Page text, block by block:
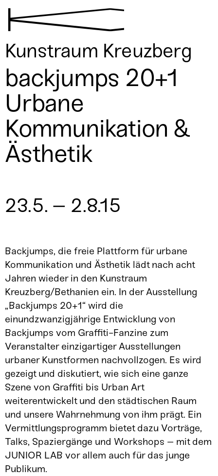
K
Kunstraum Kreuzberg
backjumps 20+1
Urbane
Kommunikation &
Ästhetik
23.5. – 2.8.15
Backjumps, die freie Plattform für urbane
Kommunikation und Ästhetik lädt nach acht
Jahren wieder in den Kunstraum
Kreuzberg/Bethanien ein. In der Ausstellung
„Backjumps 20+1“ wird die
einundzwanzigjährige Entwicklung von
Backjumps vom Graffiti-Fanzine zum
Veranstalter einzigartiger Ausstellungen
urbaner Kunstformen nachvollzogen. Es wird
gezeigt und diskutiert, wie sich eine ganze
Szene von Graffiti bis Urban Art
weiterentwickelt und den städtischen Raum
und unsere Wahrnehmung von ihm prägt. Ein
Vermittlungsprogramm bietet dazu Vorträge,
Talks, Spaziergänge und Workshops – mit dem
JUNIOR LAB vor allem auch für das junge
Publikum.